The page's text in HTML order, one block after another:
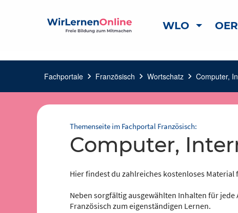
WLO
Fachportale chevron_right Französisch chevron_right Wortschatz chevron_right Computer,
Themenseite im Fachportal Französisch:
Computer,
Hier findest du zahlreiches kostenloses Material
Neben sorgfältig ausgewählten Inhalten für
Französisch zum eigenständigen Lernen.